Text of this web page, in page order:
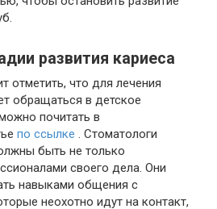
развития кариеса
отметить, что для лечения
обращаться в детское
почитать в
по ссылке
. Стоматологи
быть не только
своего дела. Они
навыками общения с
неохотно идут на контакт,